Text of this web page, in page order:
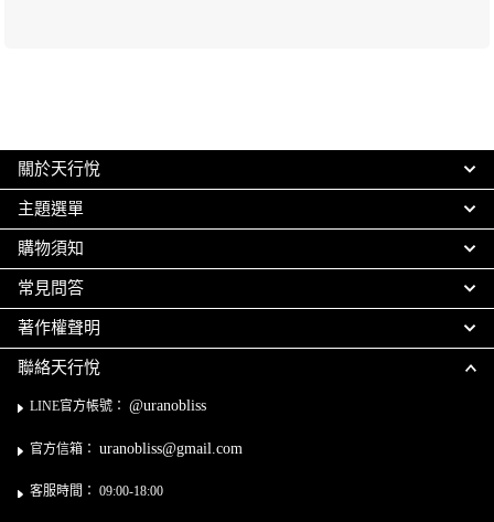
關於天行悅
主題選單
購物須知
常見問答
著作權聲明
聯絡天行悅
LINE官方帳號： @uranobliss
官方信箱： uranobliss@gmail.com
客服時間： 09:00-18:00